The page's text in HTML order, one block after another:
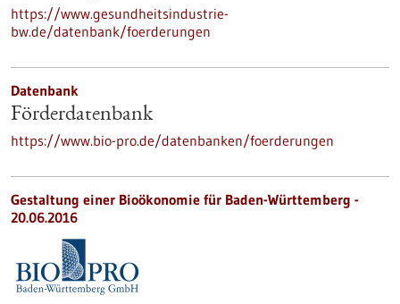
https://www.gesundheitsindustrie-
bw.de/datenbank/foerderungen
Datenbank
Förderdatenbank
https://www.bio-pro.de/datenbanken/foerderungen
Gestaltung einer Bioökonomie für Baden-Württemberg -
20.06.2016